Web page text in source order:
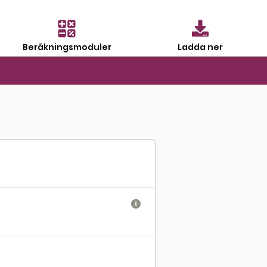
Beräkningsmoduler Ladda ner
